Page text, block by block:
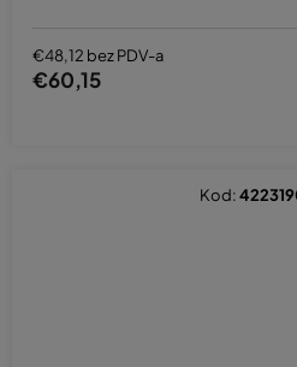
€48,12 bez PDV-a
€60,15
Kod: